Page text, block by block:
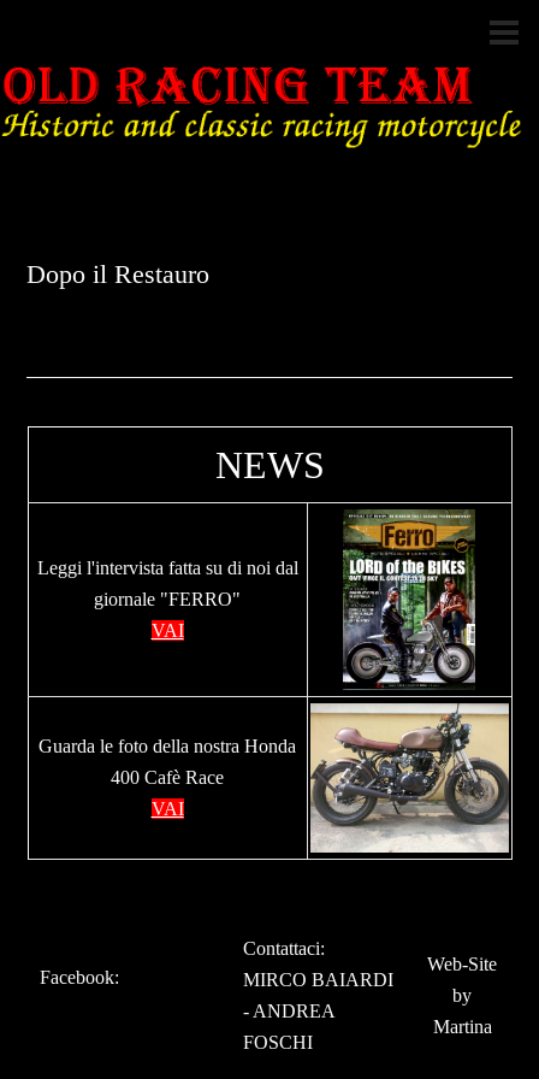
Dopo il Restauro
NEWS
Leggi l'intervista fatta su di noi dal
giornale "FERRO"
VAI
Guarda le foto della nostra Honda
400 Cafè Race
VAI
Facebook:
Contattaci:
MIRCO BAIARDI
- ANDREA
FOSCHI
Web-Site
by
Martina